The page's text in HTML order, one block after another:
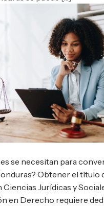
y Lenguas
Agronómicas
de la
de la Salud
académica
de Negocios
Conocé DUX
San Pedro Sula,
University
social y sostenibilidad
Académicos y
de alumnos
internacionales
Conocé experiencias
Evento
integra RediEShn
Leer artículo
se necesitan para
Obtener el título
Ciencias Jurídicas y
en Derecho requiere